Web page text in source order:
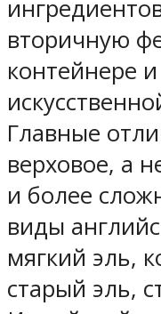
вторичную
контейнере
Главные
верховое, а
и более
виды
мягкий эль,
старый эль,